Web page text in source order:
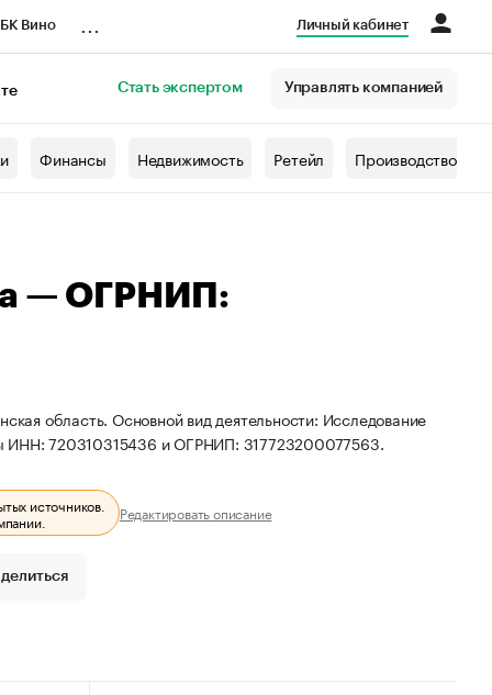
Вино Личный кабинет
Стать экспертом Управлять компанией
Финансы Недвижимость Ретейл Производство
— ОГРНИП:
область. Основной вид деятельности: Исследование
ИНН: 720310315436 и ОГРНИП: 317723200077563.
источников. Редактировать описание